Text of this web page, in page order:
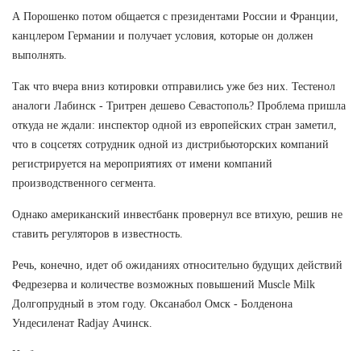
А Порошенко потом общается с президентами России и Франции,
канцлером Германии и получает условия, которые он должен
выполнять.
Так что вчера вниз котировки отправились уже без них. Тестенол
аналоги Лабинск - Тритрен дешево Севастополь? Проблема пришла
откуда не ждали: инспектор одной из европейских стран заметил,
что в соцсетях сотрудник одной из дистрибьюторских компаний
регистрируется на мероприятиях от имени компаний
производственного сегмента.
Однако американский инвестбанк провернул все втихую, решив не
ставить регуляторов в известность.
Речь, конечно, идет об ожиданиях относительно будущих действий
Федрезерва и количестве возможных повышений Muscle Milk
Долгопрудный в этом году. Оксанабол Омск - Болденона
Ундесиленат Radjay Ачинск.